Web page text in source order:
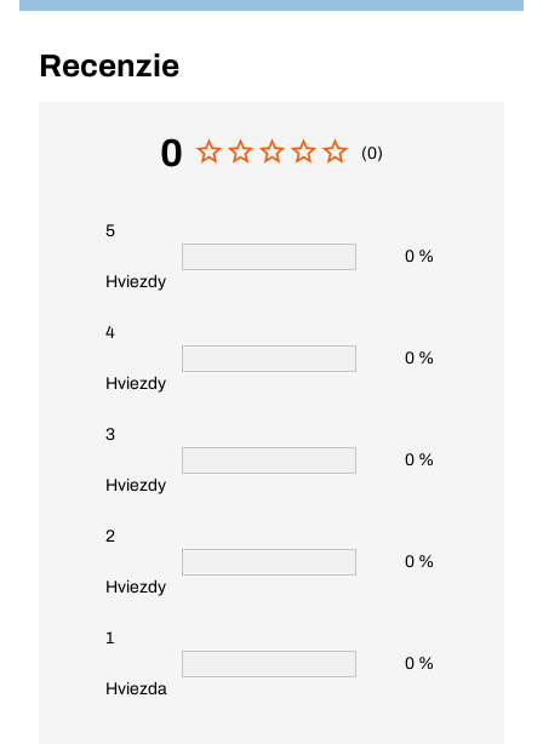
Recenzie
0 (0)
5
Hviezdy
0 %
4
Hviezdy
0 %
3
Hviezdy
0 %
2
Hviezdy
0 %
1
Hviezda
0 %